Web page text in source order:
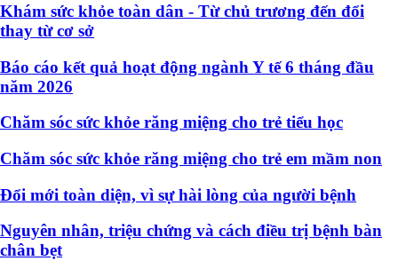
Khám sức khỏe toàn dân - Từ chủ trương đến đổi
thay từ cơ sở
Báo cáo kết quả hoạt động ngành Y tế 6 tháng đầu
năm 2026
Chăm sóc sức khỏe răng miệng cho trẻ tiểu học
Chăm sóc sức khỏe răng miệng cho trẻ em mầm non
Đổi mới toàn diện, vì sự hài lòng của người bệnh
Nguyên nhân, triệu chứng và cách điều trị bệnh bàn
chân bẹt